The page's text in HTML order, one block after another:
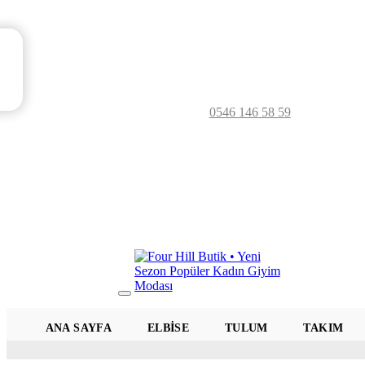
0546 146 58 59
Mobil
ANA SAYFA ELBISE TULUM TAKIM